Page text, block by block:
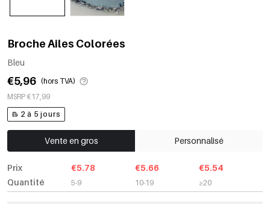
Broche Ailes Colorées
Bleu
€5,96 (hors TVA)
MSRP €17,99
2 à 5 jours
Vente en gros Personnalisé
Prix
Quantité
€5.78
5-9
€5.66
10-19
€5.54
≥20